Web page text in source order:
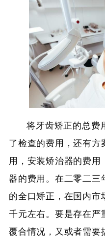
将牙齿矫正的总费
了检查的费用，还有方
用，安装矫治器的费
器的费用。在二零二三
的全口矫正，在国内市
千元左右。要是存在严
覆合情况，又或者需要